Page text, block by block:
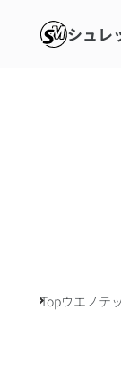
シュレ
Topウエノテ